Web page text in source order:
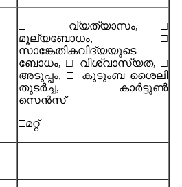
□ വ്യത്യാസം, □
മൂല്യബോധം, □
സാങ്കേതികവിദ്യയുടെ
ബോധം, □ വിശ്വാസ്യത, □
അടുപ്പം, □ കുടുംബ ശൈലി
തുടർച്ച, □ കാർട്ടൂൺ
സെൻസ്
□മറ്റ്